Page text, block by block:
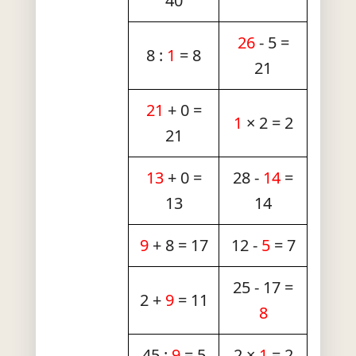
8 : 1 = 8
26- 5 =
21
21 + 0 =
21
1 × 2 = 2
13+ 0 =
13
28 - 14 =
14
9+ 8 = 17 12 - 5= 7
2 + 9= 11
25 - 17 =
8